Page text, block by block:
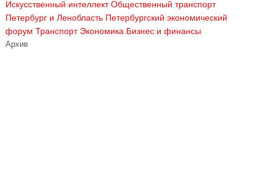
Искусственный интеллект Общественный транспорт
Петербург и Ленобласть Петербургский экономический
форум Транспорт Экономика Бизнес и финансы
Архив